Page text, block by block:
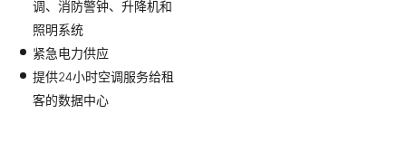
调、消防警钟、升降机和
照明系统
紧急电力供应
提供24小时空调服务给租
客的数据中心